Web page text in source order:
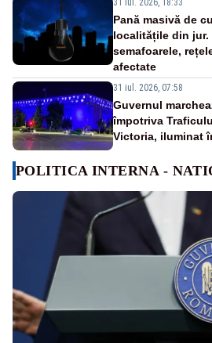
Pană masivă de
localitățile din
semafoarele,
afectate
31 iul. 2026, 07:58
Guvernul
împotriva
Victoria, iluminat
POLITICA INTERNA -